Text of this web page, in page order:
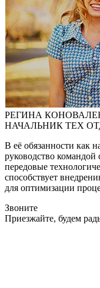
РЕГИНА
НАЧАЛЬНИК ТЕХ
В её обязанности как
руководство
передовые
способствует
для оптимизации
Звоните
Приезжайте, будем